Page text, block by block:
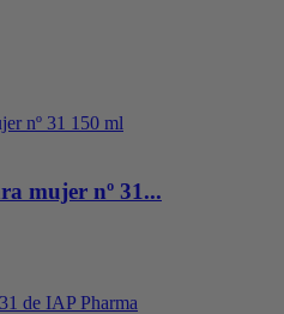
mujer nº 31...
de IAP Pharma